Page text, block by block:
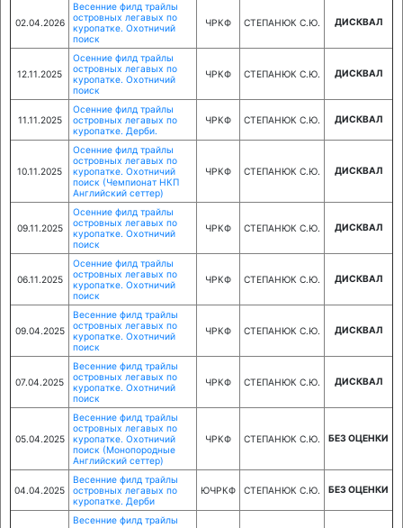
02.04.2026
Весенние филд трайлы
островных легавых по
куропатке. Охотничий
поиск
ЧРКФ СТЕПАНЮК С.Ю. ДИСКВАЛ
12.11.2025
Осенние филд трайлы
островных легавых по
куропатке. Охотничий
поиск
ЧРКФ СТЕПАНЮК С.Ю. ДИСКВАЛ
11.11.2025
Осенние филд трайлы
островных легавых по
куропатке. Дерби.
ЧРКФ СТЕПАНЮК С.Ю. ДИСКВАЛ
10.11.2025
Осенние филд трайлы
островных легавых по
куропатке. Охотничий
поиск (Чемпионат НКП
Английский сеттер)
ЧРКФ СТЕПАНЮК С.Ю. ДИСКВАЛ
09.11.2025
Осенние филд трайлы
островных легавых по
куропатке. Охотничий
поиск
ЧРКФ СТЕПАНЮК С.Ю. ДИСКВАЛ
06.11.2025
Осенние филд трайлы
островных легавых по
куропатке. Охотничий
поиск
ЧРКФ СТЕПАНЮК С.Ю. ДИСКВАЛ
09.04.2025
Весенние филд трайлы
островных легавых по
куропатке. Охотничий
поиск
ЧРКФ СТЕПАНЮК С.Ю. ДИСКВАЛ
07.04.2025
Весенние филд трайлы
островных легавых по
куропатке. Охотничий
поиск
ЧРКФ СТЕПАНЮК С.Ю. ДИСКВАЛ
05.04.2025
Весенние филд трайлы
островных легавых по
куропатке. Охотничий
поиск (Монопородные
Английский сеттер)
ЧРКФ СТЕПАНЮК С.Ю. БЕЗ ОЦЕНКИ
04.04.2025
Весенние филд трайлы
островных легавых по
куропатке. Дерби
ЮЧРКФ СТЕПАНЮК С.Ю. БЕЗ ОЦЕНКИ
Весенние филд трайлы